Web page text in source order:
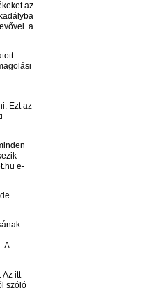
az
a
Ezt az
e-
A
Az itt
szóló